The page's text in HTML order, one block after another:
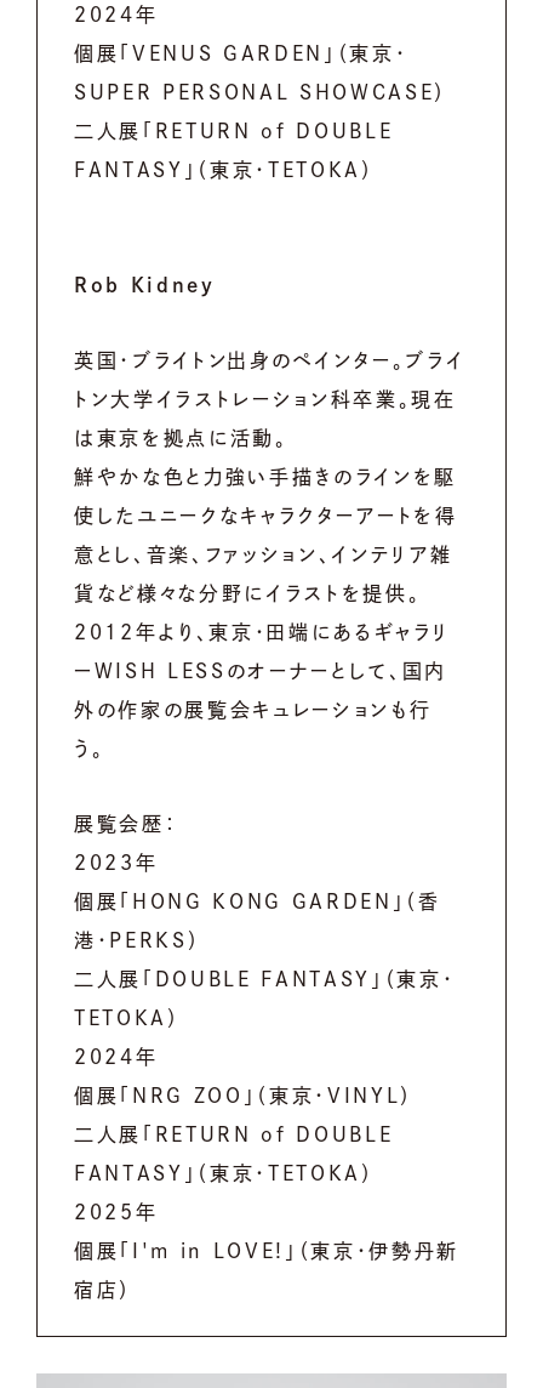
2024年
個展「VENUS GARDEN」（東京・
SUPER PERSONAL SHOWCASE）
二人展「RETURN of DOUBLE
FANTASY」（東京・TETOKA）
Rob Kidney
英国・ブライトン出身のペインター。ブライ
トン大学イラストレーション科卒業。現在
は東京を拠点に活動。
鮮やかな色と力強い手描きのラインを駆
使したユニークなキャラクターアートを得
意とし、音楽、ファッション、インテリア雑
貨など様々な分野にイラストを提供。
2012年より、東京・田端にあるギャラリ
ーWISH LESSのオーナーとして、国内
外の作家の展覧会キュレーションも行
う。
展覧会歴：
2023年
個展「HONG KONG GARDEN」（香
港・PERKS）
二人展「DOUBLE FANTASY」（東京・
TETOKA）
2024年
個展「NRG ZOO」（東京・VINYL）
二人展「RETURN of DOUBLE
FANTASY」（東京・TETOKA）
2025年
個展「I'm in LOVE!」（東京・伊勢丹新
宿店）